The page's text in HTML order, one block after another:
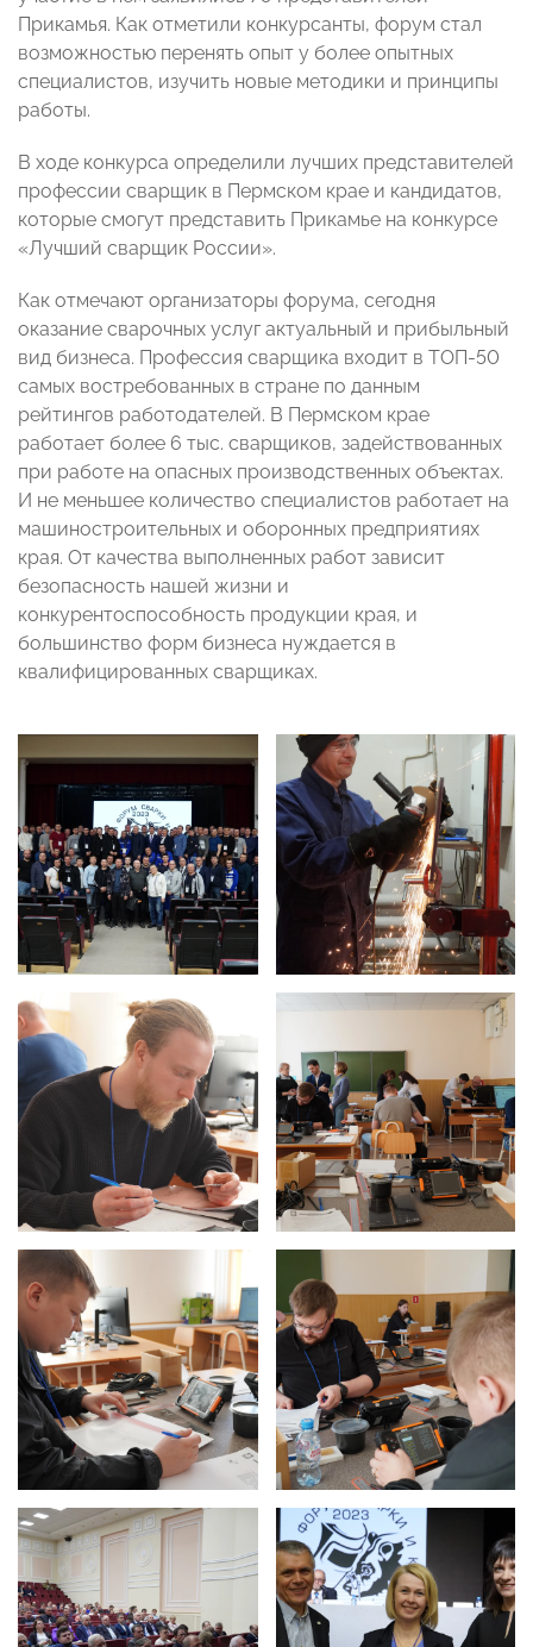
Прикамья. Как отметили конкурсанты, форум стал
возможностью перенять опыт у более опытных
специалистов, изучить новые методики и принципы
работы.
В ходе конкурса определили лучших представителей
профессии сварщик в Пермском крае и кандидатов,
которые смогут представить Прикамье на конкурсе
«Лучший сварщик России».
Как отмечают организаторы форума, сегодня
оказание сварочных услуг актуальный и прибыльный
вид бизнеса. Профессия сварщика входит в ТОП-50
самых востребованных в стране по данным
рейтингов работодателей. В Пермском крае
работает более 6 тыс. сварщиков, задействованных
при работе на опасных производственных объектах.
И не меньшее количество специалистов работает на
машиностроительных и оборонных предприятиях
края. От качества выполненных работ зависит
безопасность нашей жизни и
конкурентоспособность продукции края, и
большинство форм бизнеса нуждается в
квалифицированных сварщиках.